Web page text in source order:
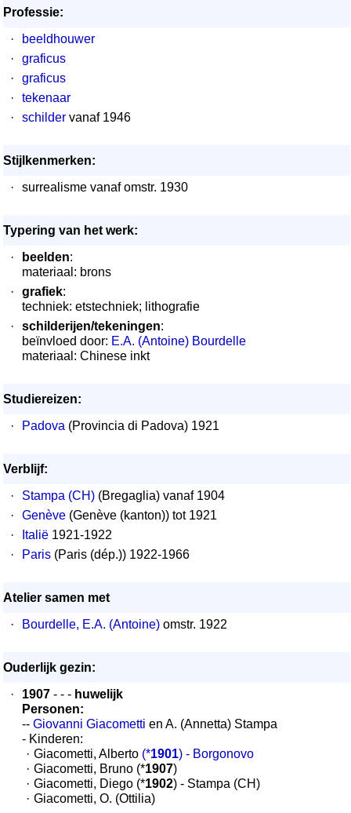
Professie:
·
beeldhouwer
·
graficus
·
graficus
·
tekenaar
·
schilder vanaf 1946
Stijlkenmerken:
·
surrealisme vanaf omstr. 1930
Typering van het werk:
·
beelden:
materiaal: brons
·
grafiek:
techniek: etstechniek; lithografie
·
schilderijen/tekeningen:
beïnvloed door: E.A. (Antoine) Bourdelle
materiaal: Chinese inkt
Studiereizen:
·
Padova (Provincia di Padova) 1921
Verblijf:
·
Stampa (CH) (Bregaglia) vanaf 1904
·
Genève (Genève (kanton)) tot 1921
·
Italië 1921-1922
·
Paris (Paris (dép.)) 1922-1966
Atelier samen met
·
Bourdelle, E.A. (Antoine) omstr. 1922
Ouderlijk gezin:
·
1907 - - - huwelijk
Personen:
-- Giovanni Giacometti en A. (Annetta) Stampa
- Kinderen:
· Giacometti, Alberto (*1901) - Borgonovo
· Giacometti, Bruno (*1907)
· Giacometti, Diego (*1902) - Stampa (CH)
· Giacometti, O. (Ottilia)